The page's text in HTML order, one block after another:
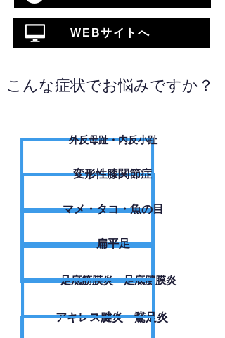
WEBサイトへ
こんな症状でお悩みですか？
外反母趾・内反小趾
変形性膝関節症
​マメ・タコ・魚の目
扁平足
足底筋膜炎・足底腱膜炎
アキレス腱炎・鵞足炎